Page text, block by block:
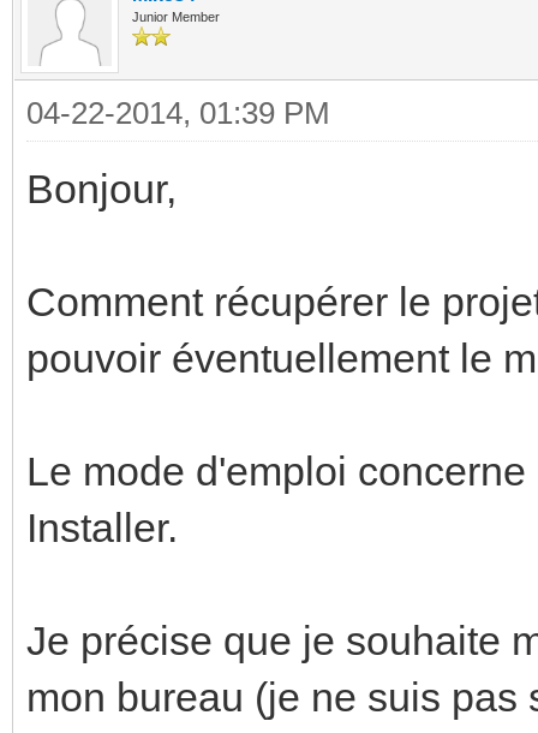
Junior Member
04-22-2014, 01:39 PM
Bonjour,
Comment récupérer le
pouvoir éventuellement le
Le mode d'emploi
Installer.
Je précise que je souhaite
mon bureau (je ne suis pas